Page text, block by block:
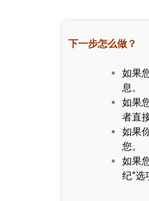
下一步怎么做？
如果
息。
如果
者直
如果
您。
如果
纪”选